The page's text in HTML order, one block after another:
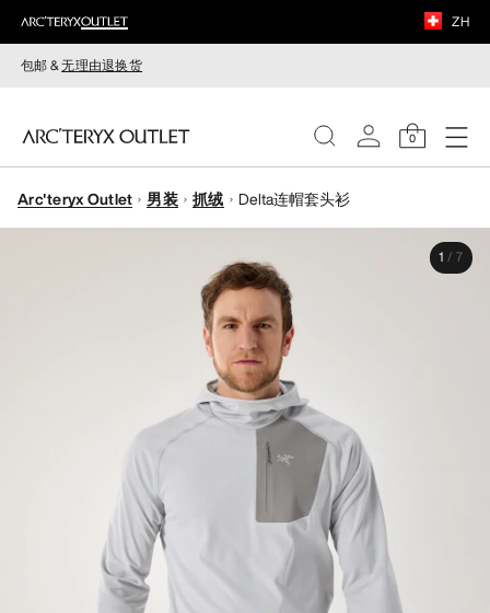
ZH
包邮 &无理由退换货
0
女装
Arc'teryx Outlet 男装 抓绒 Delta连帽套头衫
1 / 7